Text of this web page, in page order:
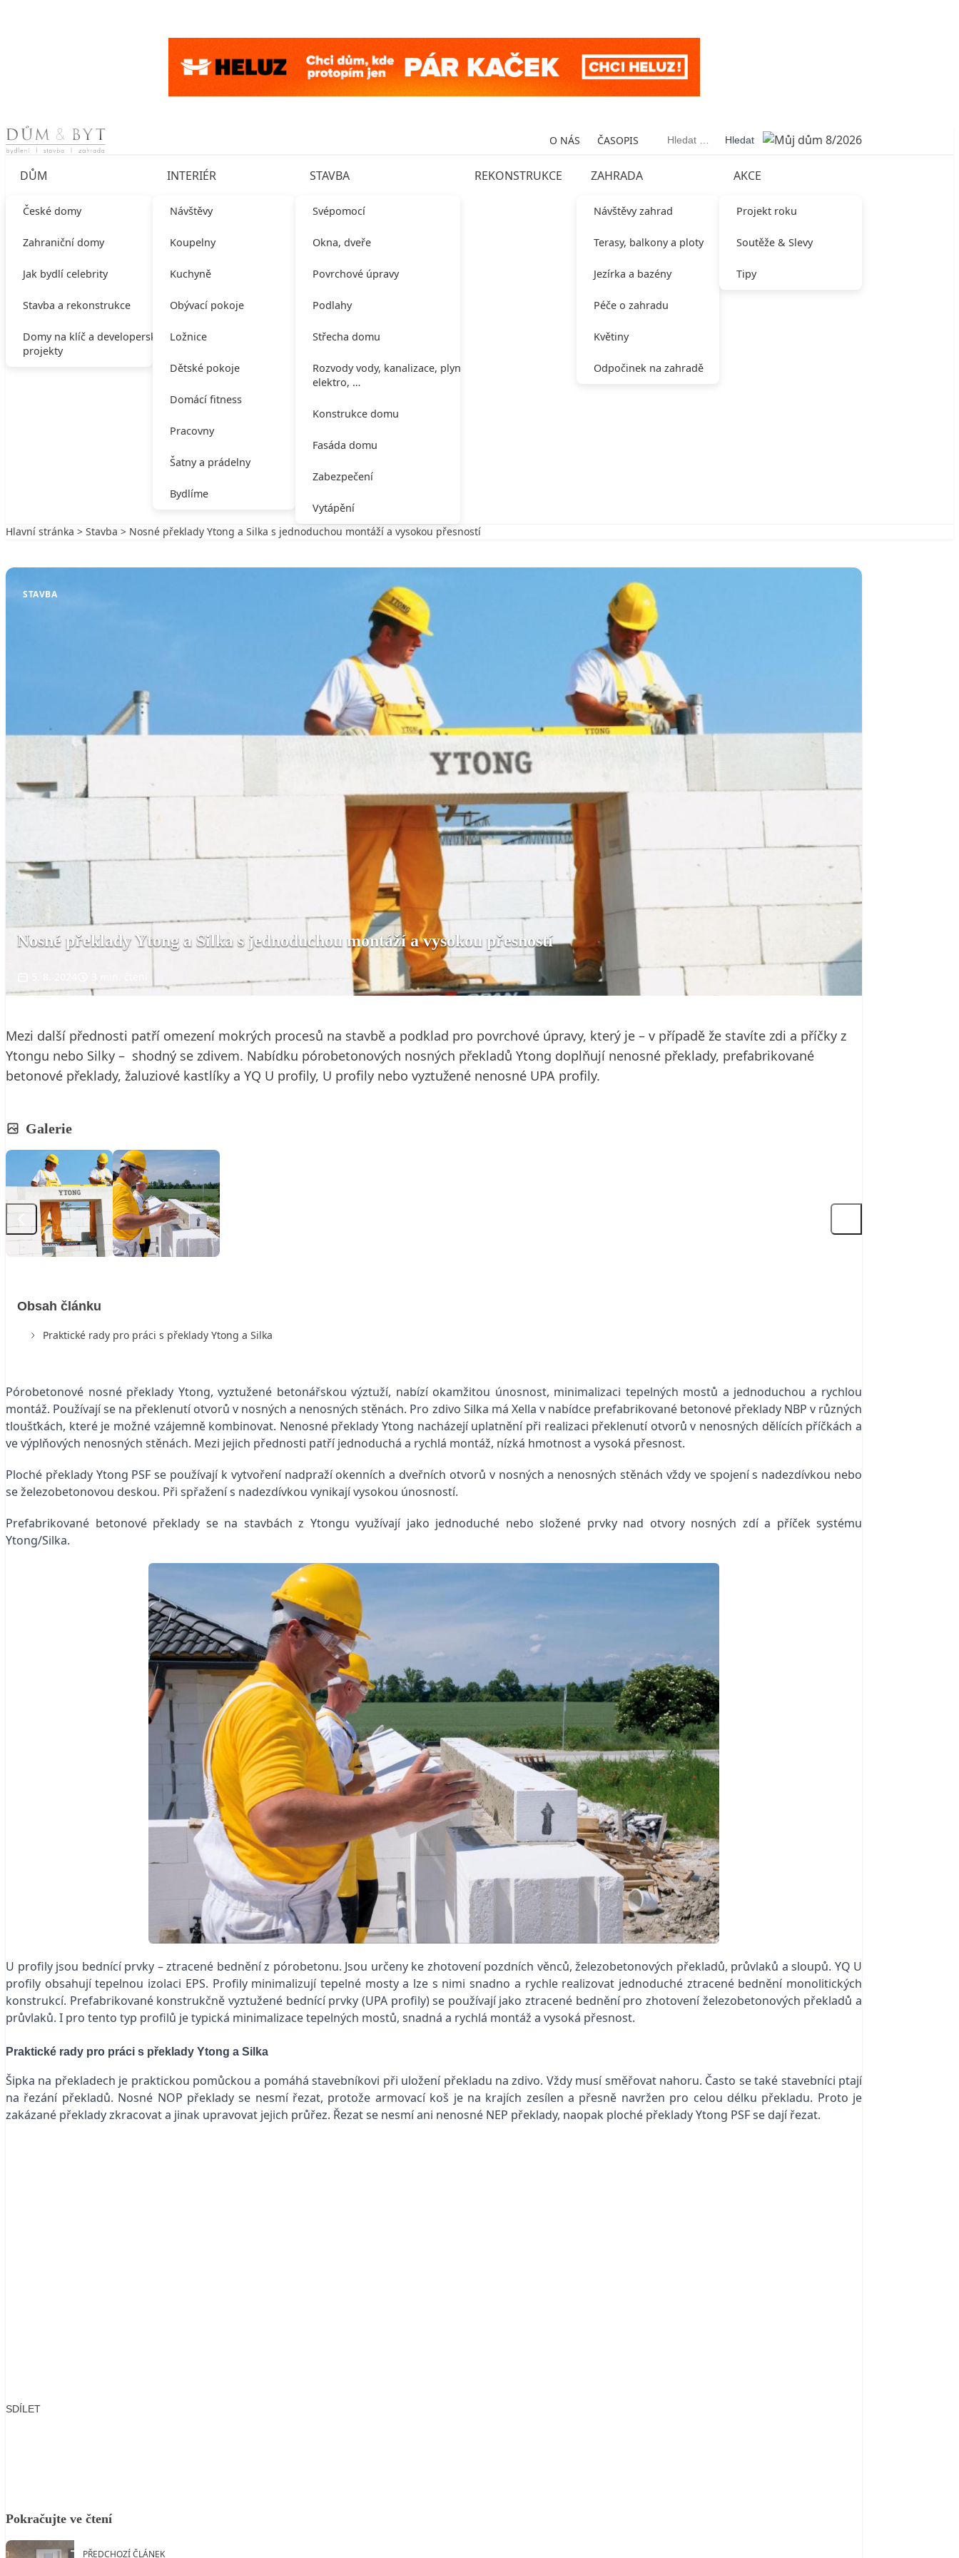
Skip to content O NÁS ČASOPIS Vyhledávání
DŮM
České domy
Zahraniční domy
Jak bydlí celebrity
Stavba a rekonstrukce
Domy na klíč a developerské
projekty
INTERIÉR
Návštěvy
Koupelny
Kuchyně
Obývací pokoje
Ložnice
Dětské pokoje
Domácí fitness
Pracovny
Šatny a prádelny
Bydlíme
STAVBA
Svépomocí
Okna, dveře
Povrchové úpravy
Podlahy
Střecha domu
Rozvody vody, kanalizace, plynu,
elektro, …
Konstrukce domu
Fasáda domu
Zabezpečení
Vytápění
REKONSTRUKCE ZAHRADA
Návštěvy zahrad
Terasy, balkony a ploty
Jezírka a bazény
Péče o zahradu
Květiny
Odpočinek na zahradě
AKCE
Projekt roku
Soutěže & Slevy
Tipy
Hlavní stránka > Stavba > Nosné překlady Ytong a Silka s jednoduchou montáží a vysokou přesností
STAVBA
Nosné překlady Ytong a Silka s jednoduchou montáží a vysokou přesností
Mezi další přednosti patří omezení mokrých procesů na stavbě a podklad pro povrchové úpravy, který je – v případě že stavíte zdi a příčky z
Ytongu nebo Silky – shodný se zdivem. Nabídku pórobetonových nosných překladů Ytong doplňují nenosné překlady, prefabrikované
betonové překlady, žaluziové kastlíky a YQ U profily, U profily nebo vyztužené nenosné UPA profily.
Galerie
Obsah článku
Praktické rady pro práci s překlady Ytong a Silka
Pórobetonové nosné překlady Ytong, vyztužené betonářskou výztuží, nabízí okamžitou únosnost, minimalizaci tepelných mostů a jednoduchou a rychlou
montáž. Používají se na překlenutí otvorů v nosných a nenosných stěnách. Pro zdivo Silka má Xella v nabídce prefabrikované betonové překlady NBP v různých
tloušťkách, které je možné vzájemně kombinovat. Nenosné překlady Ytong nacházejí uplatnění při realizaci překlenutí otvorů v nenosných dělících příčkách a
ve výplňových nenosných stěnách. Mezi jejich přednosti patří jednoduchá a rychlá montáž, nízká hmotnost a vysoká přesnost.
Ploché překlady Ytong PSF se používají k vytvoření nadpraží okenních a dveřních otvorů v nosných a nenosných stěnách vždy ve spojení s nadezdívkou nebo
se železobetonovou deskou. Při spřažení s nadezdívkou vynikají vysokou únosností.
Prefabrikované betonové překlady se na stavbách z Ytongu využívají jako jednoduché nebo složené prvky nad otvory nosných zdí a příček systému
Ytong/Silka.
U profily jsou bednící prvky – ztracené bednění z pórobetonu. Jsou určeny ke zhotovení pozdních věnců, železobetonových překladů, průvlaků a sloupů. YQ U
profily obsahují tepelnou izolaci EPS. Profily minimalizují tepelné mosty a lze s nimi snadno a rychle realizovat jednoduché ztracené bednění monolitických
konstrukcí. Prefabrikované konstrukčně vyztužené bednící prvky (UPA profily) se používají jako ztracené bednění pro zhotovení železobetonových překladů a
průvlaků. I pro tento typ profilů je typická minimalizace tepelných mostů, snadná a rychlá montáž a vysoká přesnost.
Praktické rady pro práci s překlady Ytong a Silka
Šipka na překladech je praktickou pomůckou a pomáhá stavebníkovi při uložení překladu na zdivo. Vždy musí směřovat nahoru. Často se také stavebníci ptají
na řezání překladů. Nosné NOP překlady se nesmí řezat, protože armovací koš je na krajích zesílen a přesně navržen pro celou délku překladu. Proto je
zakázané překlady zkracovat a jinak upravovat jejich průřez. Řezat se nesmí ani nenosné NEP překlady, naopak ploché překlady Ytong PSF se dají řezat.
SDÍLET
Pokračujte ve čtení
PŘEDCHOZÍ ČLÁNEK